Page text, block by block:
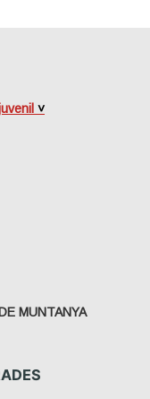
MUNTANYA